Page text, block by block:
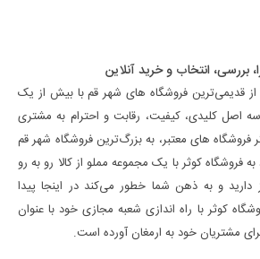
بررسی، انتخاب و خرید آنلاین
از قدیمی‌ترین فروشگاه های شهر قم با بیش از یک
سه اصل کلیدی، کیفیت، رقابت و احترام به مشتری
فروشگاه های معتبر، به بزرگ‌ترین فروشگاه شهر قم
کوثر با یک مجموعه مملو از کالا رو به رو
دارید و به ذهن شما خطور می‌کند در اینجا پیدا
کوثر با راه اندازی شعبه مجازی خود با عنوان
مشتریان خود به ارمغان آورده است.